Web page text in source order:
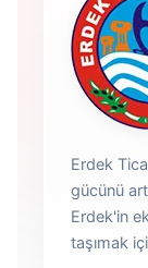
Erdek
gücünü
Erdek'in
taşımak